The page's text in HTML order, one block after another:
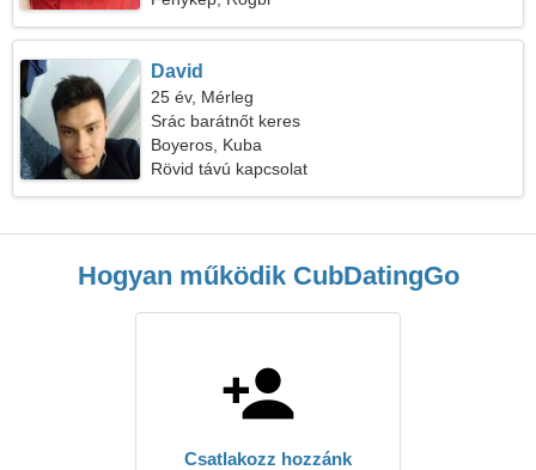
David
25 év, Mérleg
Srác barátnőt keres
Boyeros, Kuba
Rövid távú kapcsolat
Hogyan működik CubDatingGo
Csatlakozz hozzánk